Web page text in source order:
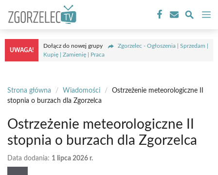
treści
UWAGA!
Dołącz do nowej grupy
Zgorzelec - Ogłoszenia | Sprzedam |
Kupię | Zamienię | Praca
Strona główna / Wiadomości /
Ostrzeżenie meteorologiczne II
stopnia o burzach dla Zgorzelca
Ostrzeżenie meteorologiczne II
stopnia o burzach dla Zgorzelca
Data dodania: 1 lipca 2026 r.